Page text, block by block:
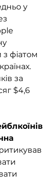
у
фіатом
за
$4,6